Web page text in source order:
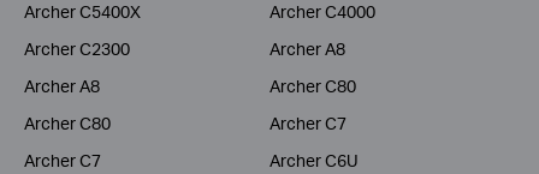
Archer C5400X
Archer C4000
Archer C2300
Archer A8
Archer A8
Archer C80
Archer C80
Archer C7
Archer C7
Archer C6U